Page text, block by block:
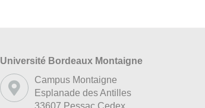
Université Bordeaux Montaigne
Campus Montaigne
Esplanade des Antilles
33607 Pessac Cedex